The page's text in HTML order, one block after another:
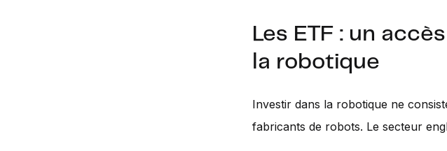
Les ETF : un
la robotique
Investir dans la robotique ne
fabricants de robots. Le secteur